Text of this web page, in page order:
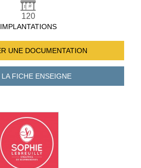
120
IMPLANTATIONS
UNE DOCUMENTATION
FICHEENSEIGNE